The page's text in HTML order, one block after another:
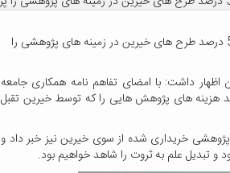
دبیر کمیته خیرین وزارت علوم، تحقیقات و فناوری گفت: وزارت علوم 50 درصد طرح های خیرین در زمینه های پژوهشی را
اظهار داشت: با امضای تفاهم نامه همکاری جامعه
ساز و معاونت پژوهش و فناوری وزارت علوم، 50 درصد هزینه های پژوهش هایی را که توسط خیرین تقبل
تامین تجهیزات پژوهشی خریداری شده از سوی خیرین نیز خبر داد و
تبدیل علم به ثروت را شاهد خواهیم بود.